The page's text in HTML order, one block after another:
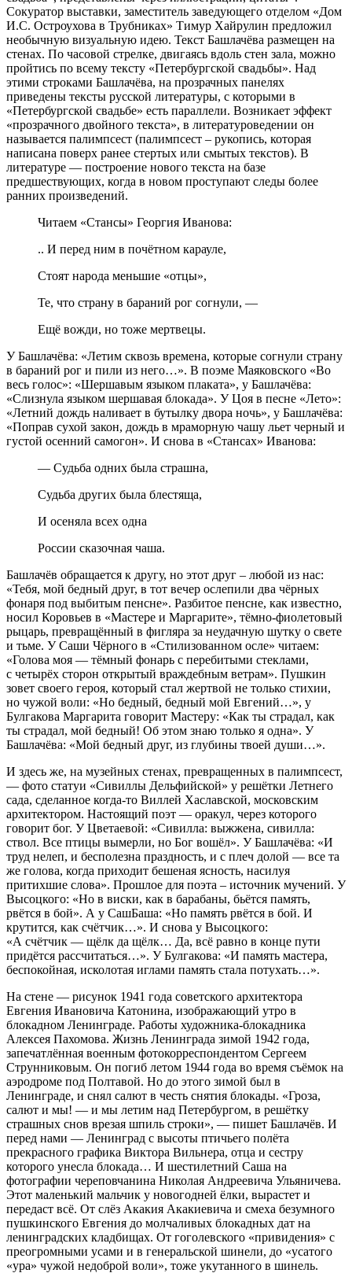
Сокуратор выставки, заместитель заведующего отделом «Дом
И.С. Остроухова в Трубниках» Тимур Хайрулин предложил
необычную визуальную идею. Текст Башлачёва размещен на
стенах. По часовой стрелке, двигаясь вдоль стен зала, можно
пройтись по всему тексту «Петербургской свадьбы». Над
этими строками Башлачёва, на прозрачных панелях
приведены тексты русской литературы, с которыми в
«Петербургской свадьбе» есть параллели. Возникает эффект
«прозрачного двойного текста», в литературоведении он
называется палимпсест (палимпсест – рукопись, которая
написана поверх ранее стертых или смытых текстов). В
литературе — построение нового текста на базе
предшествующих, когда в новом проступают следы более
ранних произведений.
Читаем «Стансы» Георгия Иванова:
.. И перед ним в почётном карауле,
Стоят народа меньшие «отцы»,
Те, что страну в бараний рог согнули, —
Ещё вожди, но тоже мертвецы.
У Башлачёва: «Летим сквозь времена, которые согнули страну
в бараний рог и пили из него…». В поэме Маяковского «Во
весь голос»: «Шершавым языком плаката», у Башлачёва:
«Слизнула языком шершавая блокада». У Цоя в песне «Лето»:
«Летний дождь наливает в бутылку двора ночь», у Башлачёва:
«Поправ сухой закон, дождь в мраморную чашу льет черный и
густой осенний самогон». И снова в «Стансах» Иванова:
— Судьба одних была страшна,
Судьба других была блестяща,
И осеняла всех одна
России сказочная чаша.
Башлачёв обращается к другу, но этот друг – любой из нас:
«Тебя, мой бедный друг, в тот вечер ослепили два чёрных
фонаря под выбитым пенсне». Разбитое пенсне, как известно,
носил Коровьев в «Мастере и Маргарите», тёмно-фиолетовый
рыцарь, превращённый в фигляра за неудачную шутку о свете
и тьме. У Саши Чёрного в «Стилизованном осле» читаем:
«Голова моя — тёмный фонарь с перебитыми стеклами,
с четырёх сторон открытый враждебным ветрам». Пушкин
зовет своего героя, который стал жертвой не только стихии,
но чужой воли: «Но бедный, бедный мой Евгений…», у
Булгакова Маргарита говорит Мастеру: «Как ты страдал, как
ты страдал, мой бедный! Об этом знаю только я одна». У
Башлачёва: «Мой бедный друг, из глубины твоей души…».
И здесь же, на музейных стенах, превращенных в палимпсест,
— фото статуи «Сивиллы Дельфийской» у решётки Летнего
сада, сделанное когда-то Виллей Хаславской, московским
архитектором. Настоящий поэт — оракул, через которого
говорит бог. У Цветаевой: «Сивилла: выжжена, сивилла:
ствол. Все птицы вымерли, но Бог вошёл». У Башлачёва: «И
труд нелеп, и бесполезна праздность, и с плеч долой — все та
же голова, когда приходит бешеная ясность, насилуя
притихшие слова». Прошлое для поэта – источник мучений. У
Высоцкого: «Но в виски, как в барабаны, бьётся память,
рвётся в бой». А у СашБаша: «Но память рвётся в бой. И
крутится, как счётчик…». И снова у Высоцкого:
«А счётчик — щёлк да щёлк… Да, всё равно в конце пути
придётся рассчитаться…». У Булгакова: «И память мастера,
беспокойная, исколотая иглами память стала потухать…».
На стене — рисунок 1941 года советского архитектора
Евгения Ивановича Катонина, изображающий утро в
блокадном Ленинграде. Работы художника-блокадника
Алексея Пахомова. Жизнь Ленинграда зимой 1942 года,
запечатлённая военным фотокорреспондентом Сергеем
Струнниковым. Он погиб летом 1944 года во время съёмок на
аэродроме под Полтавой. Но до этого зимой был в
Ленинграде, и снял салют в честь снятия блокады. «Гроза,
салют и мы! — и мы летим над Петербургом, в решётку
страшных снов врезая шпиль строки», — пишет Башлачёв. И
перед нами — Ленинград с высоты птичьего полёта
прекрасного графика Виктора Вильнера, отца и сестру
которого унесла блокада… И шестилетний Саша на
фотографии череповчанина Николая Андреевича Ульяничева.
Этот маленький мальчик у новогодней ёлки, вырастет и
передаст всё. От слёз Акакия Акакиевича и смеха безумного
пушкинского Евгения до молчаливых блокадных дат на
ленинградских кладбищах. От гоголевского «привидения» с
преогромными усами и в генеральской шинели, до «усатого
«ура» чужой недоброй воли», тоже укутанного в шинель.